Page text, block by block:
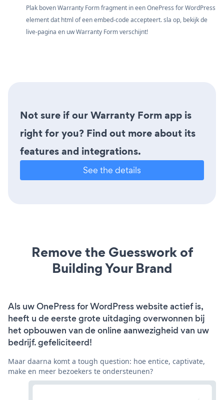
Plak boven Warranty Form fragment in een OnePress for WordPress
element dat html of een embed-code accepteert. sla op, bekijk de
live-pagina en uw Warranty Form verschijnt!
Not sure if our Warranty Form app is
right for you? Find out more about its
features and integrations.
See the details
Remove the Guesswork of
Building Your Brand
Als uw OnePress for WordPress website actief is,
heeft u de eerste grote uitdaging overwonnen bij
het opbouwen van de online aanwezigheid van uw
bedrijf. gefeliciteerd!
Maar daarna komt a tough question: hoe entice, captivate,
make en meer bezoekers te ondersteunen?